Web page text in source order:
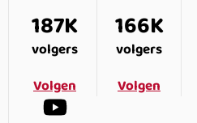
187K
volgers
Volgen
166K
volgers
Volgen